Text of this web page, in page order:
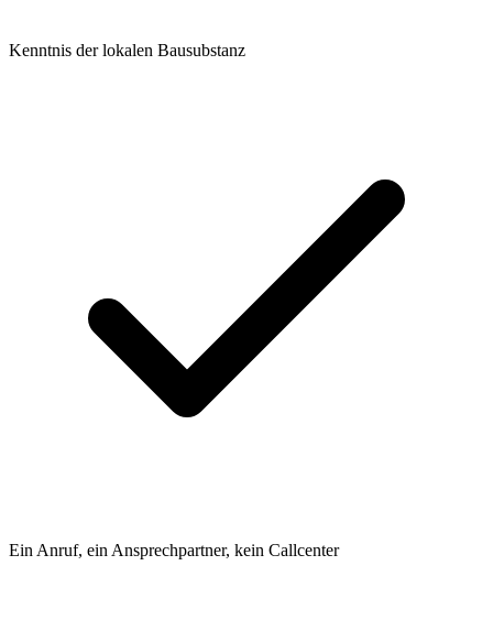
Kenntnis der lokalen Bausubstanz
Ein Anruf, ein Ansprechpartner, kein Callcenter